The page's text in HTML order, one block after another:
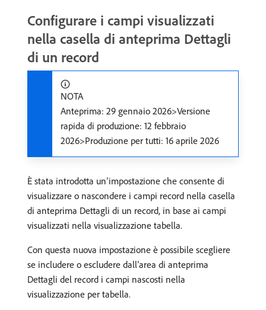
Configurare i campi visualizzati
nella casella di anteprima Dettagli
di un record
NOTA
Anteprima: 29 gennaio 2026>Versione
rapida di produzione: 12 febbraio
2026>Produzione per tutti: 16 aprile 2026
È stata introdotta un’impostazione che consente di
visualizzare o nascondere i campi record nella casella
di anteprima Dettagli di un record, in base ai campi
visualizzati nella visualizzazione tabella.
Con questa nuova impostazione è possibile scegliere
se includere o escludere dall’area di anteprima
Dettagli del record i campi nascosti nella
visualizzazione per tabella.